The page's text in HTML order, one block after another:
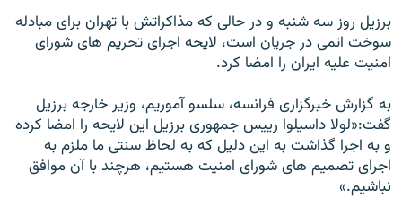
برزيل روز سه شنبه و در حالی که مذاکراتش با تهران برای مبادله
سوخت اتمی در جريان است، لايحه اجرای تحريم های شورای
امنيت عليه ايران را امضا کرد.
به گزارش خبرگزاری فرانسه، سلسو آموريم، وزير خارجه برزيل
گفت:«لولا داسيلوا رييس جمهوری برزيل اين لايحه را امضا کرده
و به اجرا گذاشت به اين دليل که به لحاظ سنتی ما ملزم به
اجرای تصميم های شورای امنيت هستيم، هرچند با آن موافق
نباشيم.»